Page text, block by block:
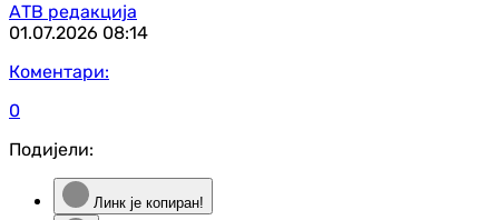
АТВ редакција
01.07.2026 08:14
Коментари:
0
Подијели:
Линк је копиран!